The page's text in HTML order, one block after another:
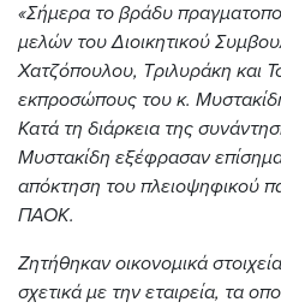
«Σήμερα το βράδυ
μελών του Διοικητικού
Χατζόπουλου, Τριλυράκη και
εκπροσώπους του κ.
Κατά τη διάρκεια της
Μυστακίδη εξέφρασαν
απόκτηση του πλειοψηφικού
ΠΑΟΚ.
Ζητήθηκαν οικονομικά
σχετικά με την εταιρεία, τα